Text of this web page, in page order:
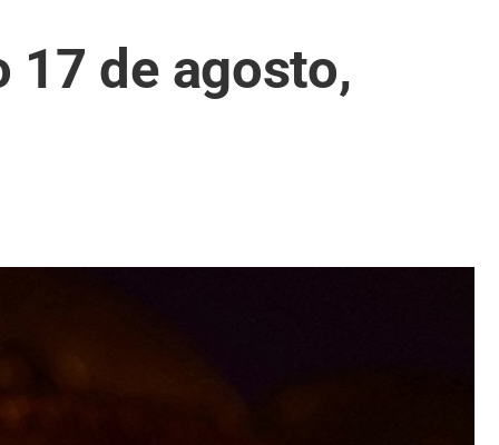
17 de agosto,